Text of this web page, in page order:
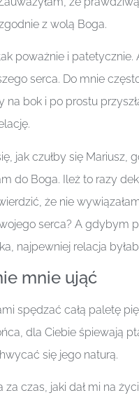
z wolą Boga.
poważnie i patetycznie.
serca. Do mnie
bok i po prostu
jak czułby się Mariusz,
do Boga. Ileż to razy
że nie
serca? A gdybym
najpewniej relacja
mnie ująć
spędzać całą paletę
dla Ciebie śpiewają
się jego naturą.
czas, jaki dał mi na